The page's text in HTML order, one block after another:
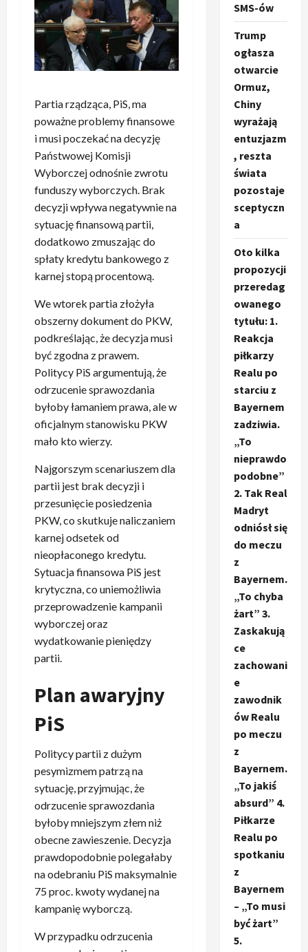
Partia rządząca, PiS, ma
poważne problemy finansowe
i musi poczekać na decyzję
Państwowej Komisji
Wyborczej odnośnie zwrotu
funduszy wyborczych. Brak
decyzji wpływa negatywnie na
sytuację finansową partii,
dodatkowo zmuszając do
spłaty kredytu bankowego z
karnej stopą procentową.
We wtorek partia złożyła
obszerny dokument do PKW,
podkreślając, że decyzja musi
być zgodna z prawem.
Politycy PiS argumentują, że
odrzucenie sprawozdania
byłoby łamaniem prawa, ale w
oficjalnym stanowisku PKW
mało kto wierzy.
Najgorszym scenariuszem dla
partii jest brak decyzji i
przesunięcie posiedzenia
PKW, co skutkuje naliczaniem
karnej odsetek od
nieopłaconego kredytu.
Sytuacja finansowa PiS jest
krytyczna, co uniemożliwia
przeprowadzenie kampanii
wyborczej oraz
wydatkowanie pieniędzy
partii.
Plan awaryjny
PiS
Politycy partii z dużym
pesymizmem patrzą na
sytuację, przyjmując, że
odrzucenie sprawozdania
byłoby mniejszym złem niż
obecne zawieszenie. Decyzja
prawdopodobnie polegałaby
na odebraniu PiS maksymalnie
75 proc. kwoty wydanej na
kampanię wyborczą.
W przypadku odrzucenia
SMS-ów
Trump
ogłasza
otwarcie
Ormuz,
Chiny
wyrażają
entuzjazm
, reszta
świata
pozostaje
sceptyczn
a
Oto kilka
propozycji
przeredag
owanego
tytułu: 1.
Reakcja
piłkarzy
Realu po
starciu z
Bayernem
zadziwia.
„To
nieprawdo
podobne”
2. Tak Real
Madryt
odniósł się
do meczu
z
Bayernem.
„To chyba
żart” 3.
Zaskakują
ce
zachowani
e
zawodnik
ów Realu
po meczu
z
Bayernem.
„To jakiś
absurd” 4.
Piłkarze
Realu po
spotkaniu
z
Bayernem
– „To musi
być żart”
5.